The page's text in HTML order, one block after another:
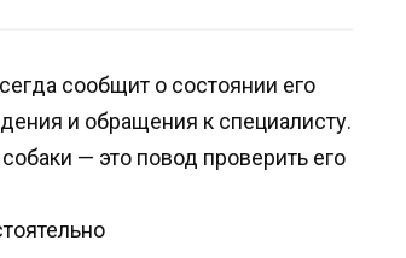
сообщит о состоянии его
и обращения к специалисту.
— это повод проверить его